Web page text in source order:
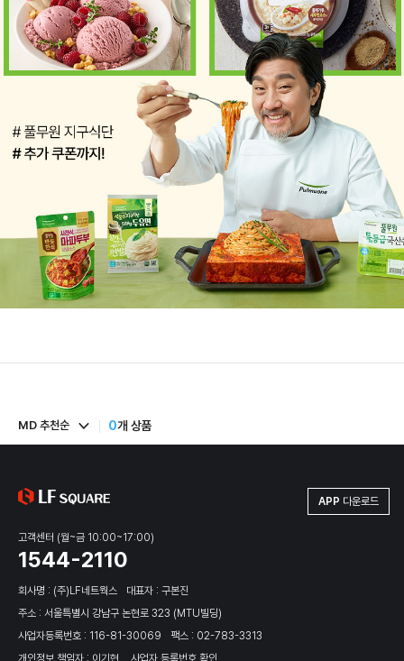
MD 추천순 0개 상품
APP 다운로드
고객센터 (월~금 10:00~17:00)
1544-2110
회사명 : (주)LF네트웍스
대표자 : 구본진
주소 : 서울특별시 강남구 논현로 323 (MTU빌딩)
사업자등록번호 : 116-81-30069
팩스 : 02-783-3313